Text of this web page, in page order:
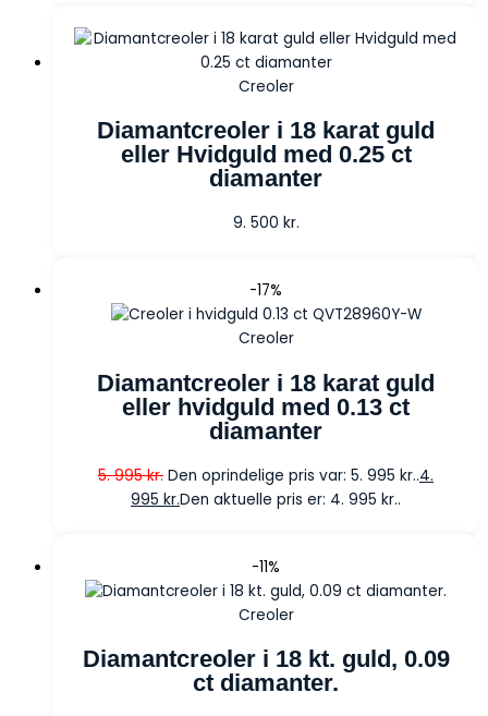
Creoler
Diamantcreoler i 18 karat guld
eller Hvidguld med 0.25 ct
diamanter
9. 500 kr.
-17%
Creoler
Diamantcreoler i 18 karat guld
eller hvidguld med 0.13 ct
diamanter
5. 995kr. Den oprindelige pris var: 5. 995 kr..4.
995 kr.Den aktuelle pris er: 4. 995 kr..
-11%
Creoler
Diamantcreoler i 18 kt. guld, 0.09
ct diamanter.